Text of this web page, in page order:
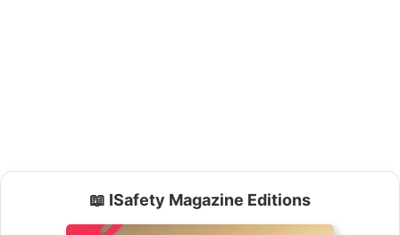
📖 ISafety Magazine Editions